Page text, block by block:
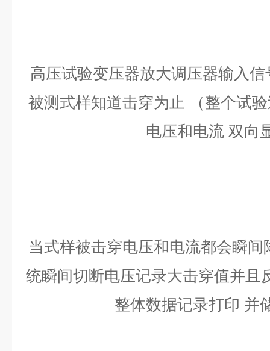
高压试验变压器放大调压器输入
被测式样知道击穿为止 （整个试
电压和电流 双向
当式样被击穿电压和电流都会瞬
统瞬间切断电压记录大击穿值并且
整体数据记录打印 并